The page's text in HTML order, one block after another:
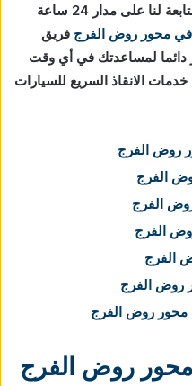
سوي الاتصال بفريق خدمة العملاء التابعة لنا على مدار 24 ساعة
في محور روض الفرج فريق
دائما لمساعدتك في أي وقت
الليل 24/7/365 تشمل خدمات الانقاذ السريع للسيارات
روض الفرج
الفرج
الفرج
الفرج
الفرج
روض الفرج
محور روض الفرج
روض الفرج